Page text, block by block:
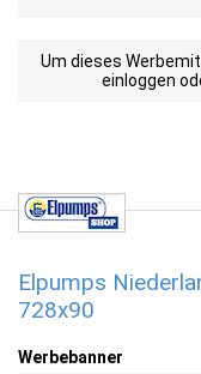
Um dieses
einloggen
Elpumps
728x90
Werbebanner